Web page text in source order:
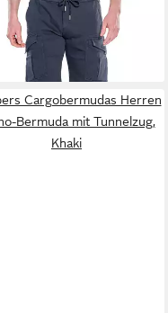
Cargo-Bermuda mit
Saphirblau
€
Cargobermudas Herren
Bermuda mit Tunnelzug,
Khaki